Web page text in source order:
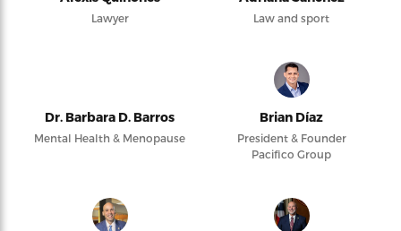
Lawyer Law and sport
Dr. Barbara D. Barros
Mental Health & Menopause
Brian Díaz
President & Founder
Pacifico Group